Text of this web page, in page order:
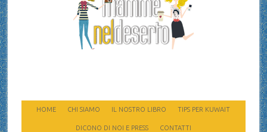
HOME CHI SIAMO IL NOSTRO LIBRO TIPS PER KUWAIT
DICONO DI NOI E PRESS CONTATTI